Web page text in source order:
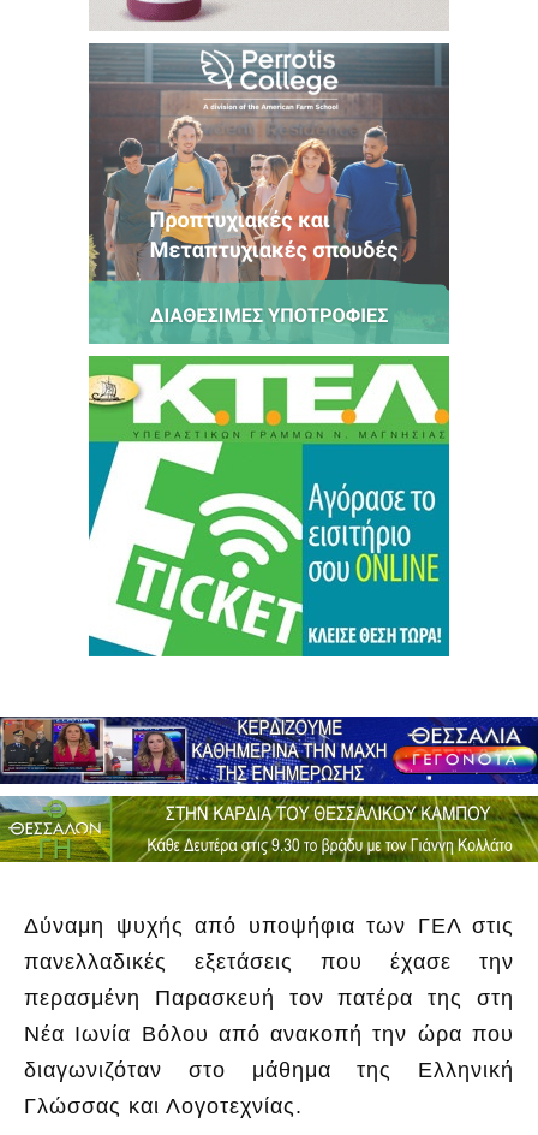
Δύναμη ψυχής από υποψήφια των ΓΕΛ στις
πανελλαδικές εξετάσεις που έχασε την
περασμένη Παρασκευή τον πατέρα της στη
Νέα Ιωνία Βόλου από ανακοπή την ώρα που
διαγωνιζόταν στο μάθημα της Ελληνική
Γλώσσας και Λογοτεχνίας.